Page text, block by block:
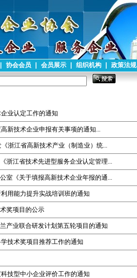
协会会员 会员展示 组织机构 政策法规
业认定工作的通知
新技术企业申报有关事项的通知...
浙江省高新技术产业（制造业）统...
浙江省技术先进型服务企业认定管理...
室《关于填报高新技术企业年报的通...
用能力提升实战培训班的通知
奖项目的公示
产业联合研发计划第五轮项目的通知
技术奖项目推荐工作的通知
技型中小企业评价工作的通知